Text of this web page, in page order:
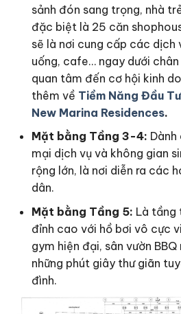
sảnh đón sang trọng, nhà
đặc biệt là 25 căn
sẽ là nơi cung cấp các dịch
uống, cafe… ngay dưới chân
quan tâm đến cơ hội kinh
thêm về Tiềm Năng Đầu
New Marina Residences.
Mặt bằng Tầng 3-4: Dành
mại dịch vụ và không gian
rộng lớn, là nơi diễn ra các
dân.
Mặt bằng Tầng 5: Là tầng
đỉnh cao với hồ bơi vô cực
gym hiện đại, sân vườn
những phút giây thư giãn
đình.